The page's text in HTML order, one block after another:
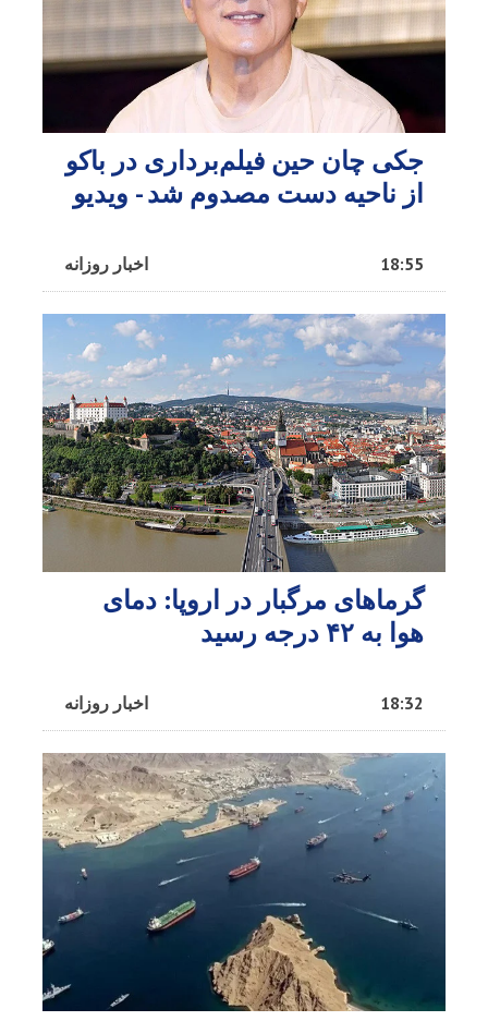
جکی چان حین فیلم‌برداری در باکو
از ناحیه دست مصدوم شد - ویدیو
اخبار روزانه 18:55
گرماهای مرگبار در اروپا: دمای
هوا به ۴۲ درجه رسید
اخبار روزانه 18:32